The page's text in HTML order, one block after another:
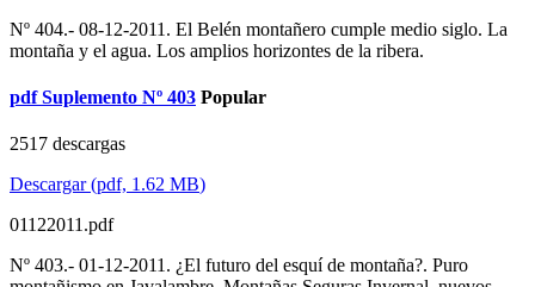
Nº 404.- 08-12-2011. El Belén montañero cumple medio siglo. La
montaña y el agua. Los amplios horizontes de la ribera.
pdf Suplemento Nº 403 Popular
2517 descargas
Descargar(pdf, 1.62 MB)
01122011.pdf
Nº 403.- 01-12-2011. ¿El futuro del esquí de montaña?. Puro